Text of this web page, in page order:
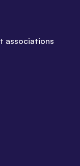
associations